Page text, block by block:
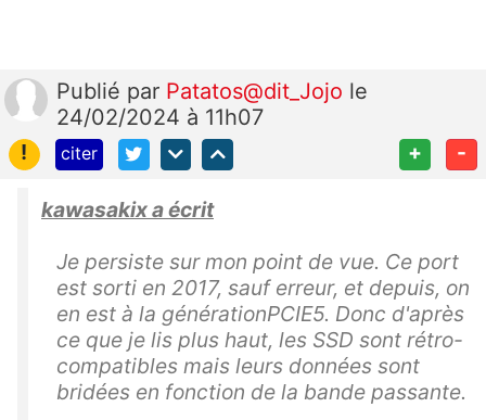
Publié par Patatos@dit_Jojo le
24/02/2024 à 11h07
!
citer + -
kawasakix a écrit
Je persiste sur mon point de vue. Ce port
est sorti en 2017, sauf erreur, et depuis, on
en est à la générationPCIE5. Donc d'après
ce que je lis plus haut, les SSD sont rétro-
compatibles mais leurs données sont
bridées en fonction de la bande passante.